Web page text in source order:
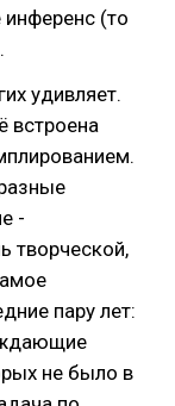
(то
удивляет.
встроена
-
творческой,
пару лет:
не было в